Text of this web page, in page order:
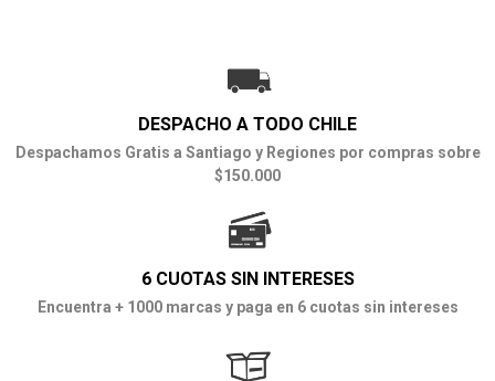
DESPACHO A TODO CHILE
Despachamos Gratis a Santiago y Regiones por compras sobre
$150.000
6 CUOTAS SIN INTERESES
Encuentra + 1000 marcas y paga en 6 cuotas sin intereses